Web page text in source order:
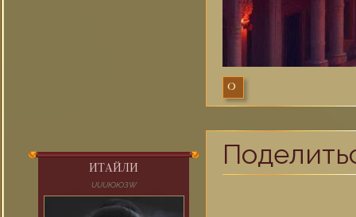
0
ИТАЙЛИ
UUUЮЮЗW